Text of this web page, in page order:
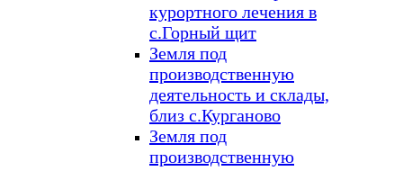
курортного лечения в
с.Горный щит
Земля под
производственную
деятельность и склады,
близ с.Курганово
Земля под
производственную